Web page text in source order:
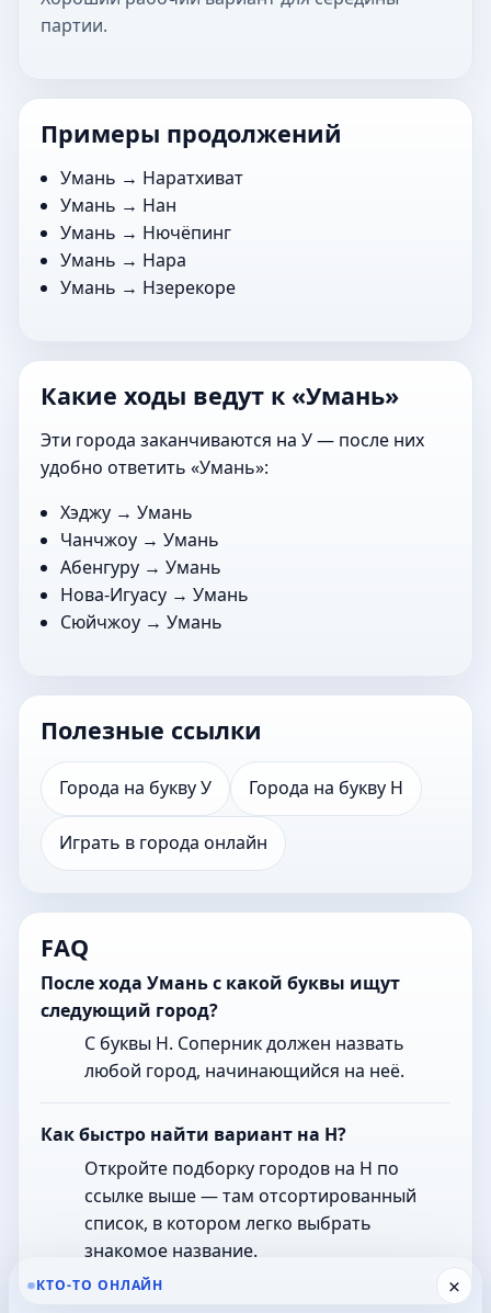
партии.
Примеры продолжений
Умань → Наратхиват
Умань → Нан
Умань → Нючёпинг
Умань → Нара
Умань → Нзерекоре
Какие ходы ведут к «Умань»
Эти города заканчиваются на У — после них
удобно ответить «Умань»:
Хэджу → Умань
Чанчжоу → Умань
Абенгуру → Умань
Нова-Игуасу → Умань
Сюйчжоу → Умань
Полезные ссылки
Города на букву У Города на букву Н
Играть в города онлайн
FAQ
После хода Умань с какой буквы ищут
следующий город?
С буквы Н. Соперник должен назвать
любой город, начинающийся на неё.
Как быстро найти вариант на Н?
Откройте подборку городов на Н по
ссылке выше — там отсортированный
список, в котором легко выбрать
знакомое название.
×
КТО-ТО ОНЛАЙН